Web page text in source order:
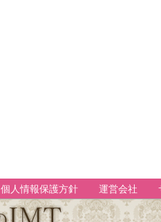
個人情報保護方針 運営会社